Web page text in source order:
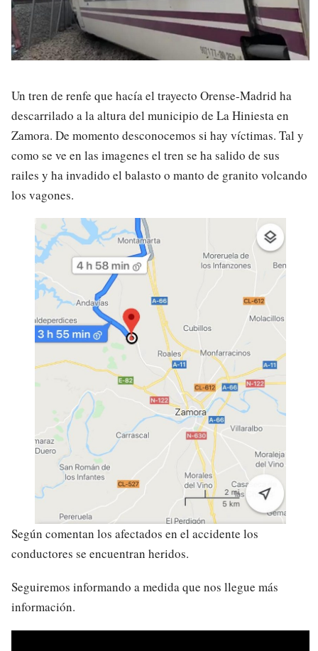
Un tren de renfe que hacía el trayecto Orense-Madrid ha
descarrilado a la altura del municipio de La Hiniesta en
Zamora. De momento desconocemos si hay víctimas. Tal y
como se ve en las imagenes el tren se ha salido de sus
railes y ha invadido el balasto o manto de granito volcando
los vagones.
Según comentan los afectados en el accidente los
conductores se encuentran heridos.
Seguiremos informando a medida que nos llegue más
información.